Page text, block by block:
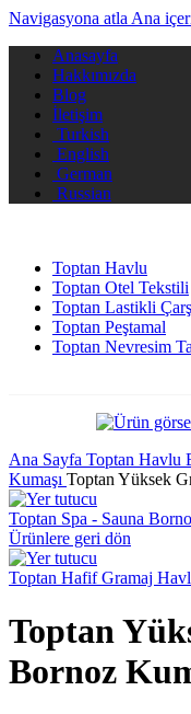
Navigasyona atla Ana
Anasayfa
Hakkımızda
Blog
İletişim
Turkish
English
German
Russian
Toptan Havlu
Toptan Otel Tekstili
Toptan Lastikli
Toptan Peştamal
Toptan Nevresim
Ana Sayfa Toptan Havlu
Kumaşı Toptan Yüksek
Toptan Spa - Sauna
Ürünlere geri dön
Toptan Hafif Gramaj
Toptan
Bornoz